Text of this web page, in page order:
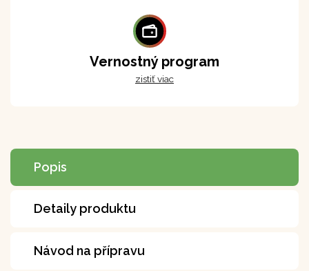
Vernostný program
zistiť viac
Popis
Detaily produktu
Návod na přípravu